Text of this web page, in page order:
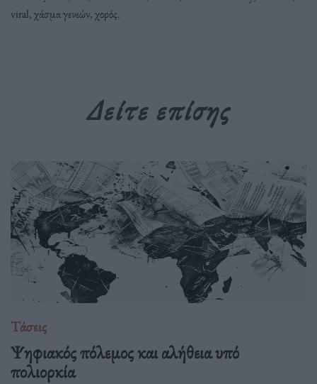
viral,χάσμα γενεών,χορός.
Δείτε επίσης
Τάσεις
Ψηφιακός πόλεμος και αλήθεια υπό
πολιορκία